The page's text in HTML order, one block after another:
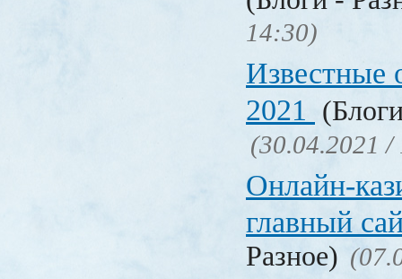
14:30)
Известные
2021
(30.04.2021 /
Онлайн-
главный
Разное)